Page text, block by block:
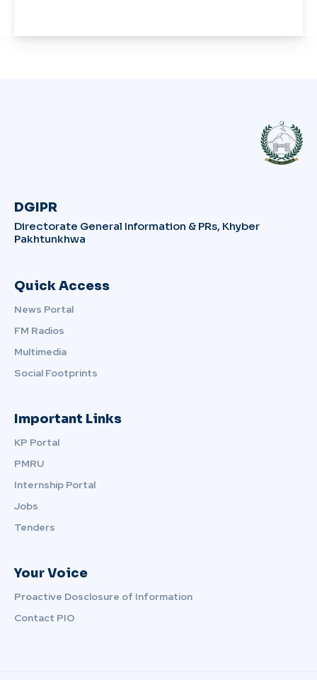
DGIPR
Directorate General Information & PRs, Khyber
Pakhtunkhwa
Quick Access
News Portal
FM Radios
Multimedia
Social Footprints
Important Links
KP Portal
PMRU
Internship Portal
Jobs
Tenders
Your Voice
Proactive Dosclosure of Information
Contact PIO